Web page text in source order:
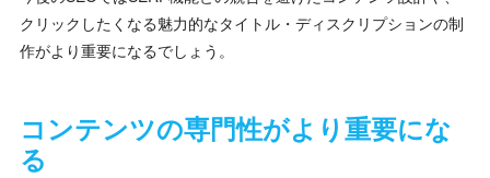
クリックしたくなる魅力的なタイトル・ディスクリプションの制
作がより重要になるでしょう。
コンテンツの専門性がより重要にな
る